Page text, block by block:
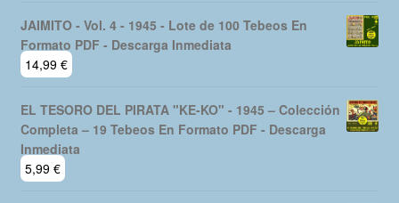
JAIMITO - Vol. 4 - 1945 - Lote de 100 Tebeos En
Formato PDF - Descarga Inmediata
14,99 €
EL TESORO DEL PIRATA "KE-KO" - 1945 – Colección
Completa – 19 Tebeos En Formato PDF - Descarga
Inmediata
5,99 €